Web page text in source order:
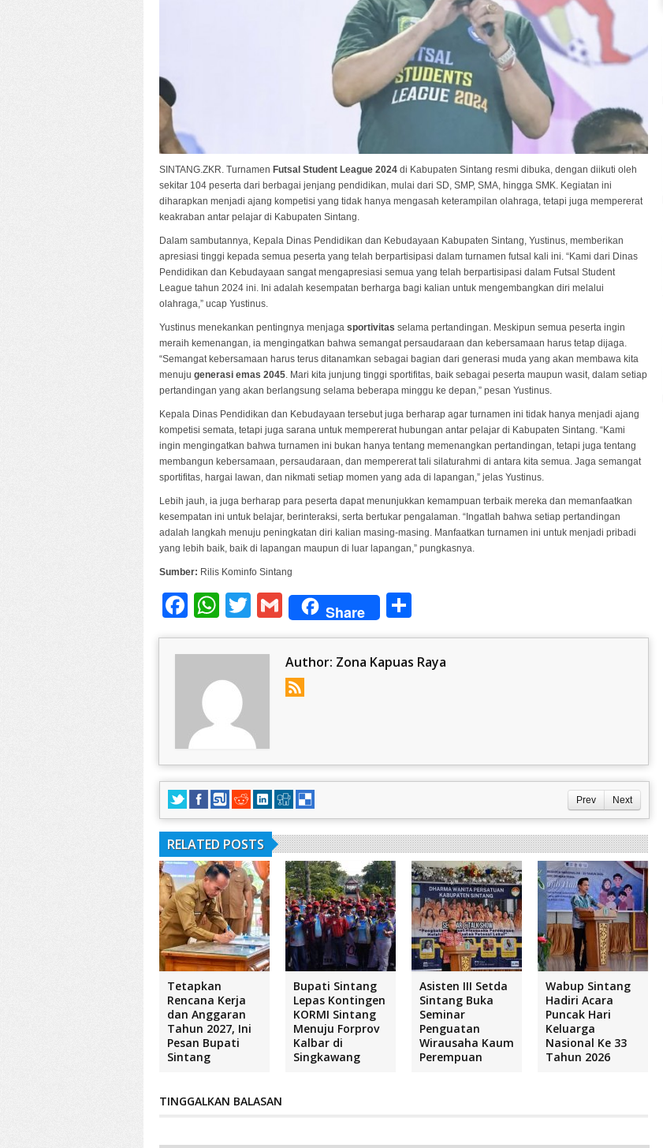
SINTANG.ZKR. Turnamen Futsal Student League 2024 di Kabupaten Sintang resmi dibuka, dengan diikuti oleh
sekitar 104 peserta dari berbagai jenjang pendidikan, mulai dari SD, SMP, SMA, hingga SMK. Kegiatan ini
diharapkan menjadi ajang kompetisi yang tidak hanya mengasah keterampilan olahraga, tetapi juga mempererat
keakraban antar pelajar di Kabupaten Sintang.
Dalam sambutannya, Kepala Dinas Pendidikan dan Kebudayaan Kabupaten Sintang, Yustinus, memberikan
apresiasi tinggi kepada semua peserta yang telah berpartisipasi dalam turnamen futsal kali ini. “Kami dari Dinas
Pendidikan dan Kebudayaan sangat mengapresiasi semua yang telah berpartisipasi dalam Futsal Student
League tahun 2024 ini. Ini adalah kesempatan berharga bagi kalian untuk mengembangkan diri melalui
olahraga,” ucap Yustinus.
Yustinus menekankan pentingnya menjaga sportivitas selama pertandingan. Meskipun semua peserta ingin
meraih kemenangan, ia mengingatkan bahwa semangat persaudaraan dan kebersamaan harus tetap dijaga.
“Semangat kebersamaan harus terus ditanamkan sebagai bagian dari generasi muda yang akan membawa kita
menuju generasi emas 2045. Mari kita junjung tinggi sportifitas, baik sebagai peserta maupun wasit, dalam setiap
pertandingan yang akan berlangsung selama beberapa minggu ke depan,” pesan Yustinus.
Kepala Dinas Pendidikan dan Kebudayaan tersebut juga berharap agar turnamen ini tidak hanya menjadi ajang
kompetisi semata, tetapi juga sarana untuk mempererat hubungan antar pelajar di Kabupaten Sintang. “Kami
ingin mengingatkan bahwa turnamen ini bukan hanya tentang memenangkan pertandingan, tetapi juga tentang
membangun kebersamaan, persaudaraan, dan mempererat tali silaturahmi di antara kita semua. Jaga semangat
sportifitas, hargai lawan, dan nikmati setiap momen yang ada di lapangan,” jelas Yustinus.
Lebih jauh, ia juga berharap para peserta dapat menunjukkan kemampuan terbaik mereka dan memanfaatkan
kesempatan ini untuk belajar, berinteraksi, serta bertukar pengalaman. “Ingatlah bahwa setiap pertandingan
adalah langkah menuju peningkatan diri kalian masing-masing. Manfaatkan turnamen ini untuk menjadi pribadi
yang lebih baik, baik di lapangan maupun di luar lapangan,” pungkasnya.
Sumber: Rilis Kominfo Sintang
Facebook
WhatsApp
TwitterGmail
Share
Author: Zona Kapuas Raya
Prev Next
RELATED POSTS
Tetapkan
Rencana Kerja
dan Anggaran
Tahun 2027, Ini
Pesan Bupati
Sintang
Bupati Sintang
Lepas Kontingen
KORMI Sintang
Menuju Forprov
Kalbar di
Singkawang
Asisten III Setda
Sintang Buka
Seminar
Penguatan
Wirausaha Kaum
Perempuan
Wabup Sintang
Hadiri Acara
Puncak Hari
Keluarga
Nasional Ke 33
Tahun 2026
TINGGALKAN BALASAN